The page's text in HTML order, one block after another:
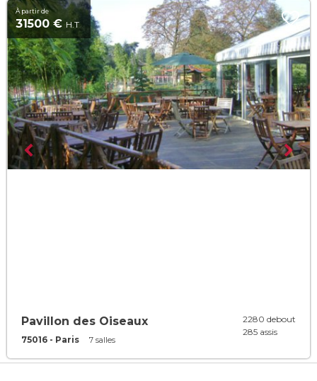
À partir de
31500 € H.T
Pavillon des Oiseaux
75016 - Paris 7 salles
2280 debout
285 assis